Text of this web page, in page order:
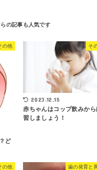
の他
ど
そ
2023.12.15
赤ちゃんはコップ飲みから
習しましょう！
の他 歯の発育と